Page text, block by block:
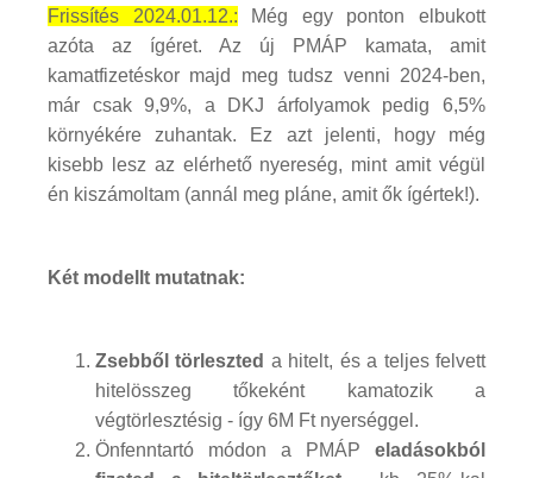
Frissítés 2024.01.12.: Még egy ponton elbukott
azóta az ígéret. Az új PMÁP kamata, amit
kamatfizetéskor majd meg tudsz venni 2024-ben,
már csak 9,9%, a DKJ árfolyamok pedig 6,5%
környékére zuhantak. Ez azt jelenti, hogy még
kisebb lesz az elérhető nyereség, mint amit végül
én kiszámoltam (annál meg pláne, amit ők ígértek!).
Két modellt mutatnak:
Zsebből törleszted a hitelt, és a teljes felvett
hitelösszeg tőkeként kamatozik a
végtörlesztésig - így 6M Ft nyerséggel.
Önfenntartó módon a PMÁP eladásokból